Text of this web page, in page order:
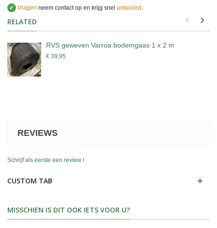
✔ Vragen neem contact op en krijg snel antwoord .
RELATED
RVS geweven Varroa bodemgaas 1 x 2 m
€ 39,95
REVIEWS
Schrijf als eerste een review !
CUSTOM TAB
MISSCHIEN IS DIT OOK IETS VOOR U?